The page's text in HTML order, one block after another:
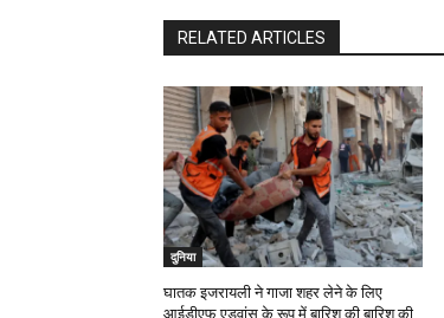
RELATED ARTICLES
दुनिया
घातक इजरायली ने गाजा शहर लेने के लिए
आईडीएफ एडवांस के रूप में बारिश की बारिश की